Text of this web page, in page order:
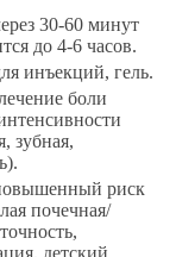
30-60 минут
до 4-6 часов.
инъекций, гель.
боли
зубная,
риск
почечная/
детский